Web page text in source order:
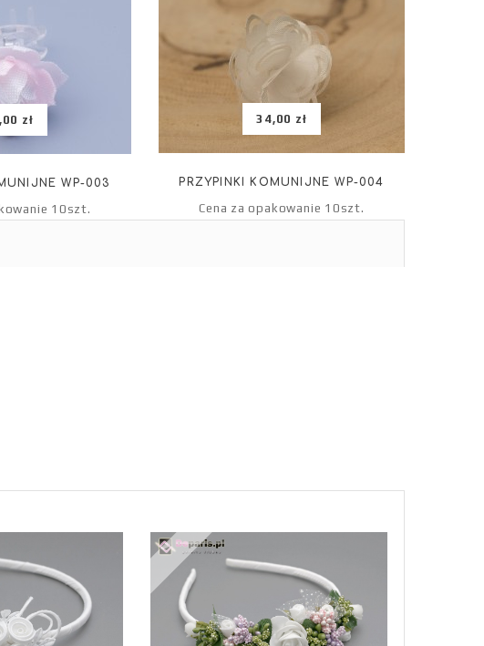
zł
WP-003
10szt.
34,00 zł
PRZYPINKI KOMUNIJNE WP-004
Cena za opakowanie 10szt.